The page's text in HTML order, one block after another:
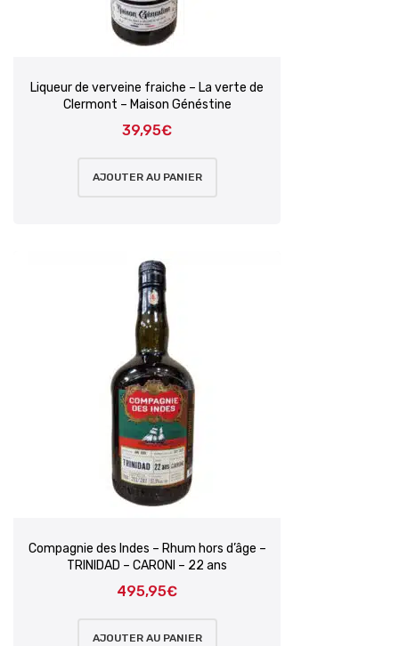
Liqueur de verveine fraiche – La verte de
Clermont – Maison Généstine
39,95€
AJOUTER AU PANIER
Compagnie des Indes – Rhum hors d’âge –
TRINIDAD – CARONI – 22 ans
495,95€
AJOUTER AU PANIER